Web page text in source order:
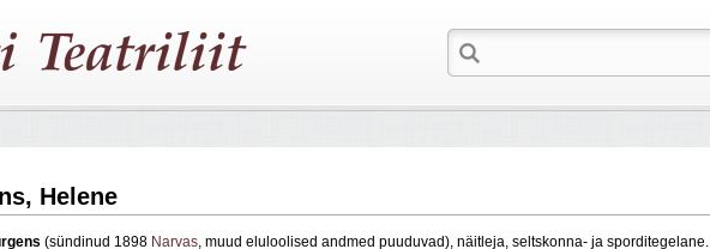
Helene
(sündinud 1898 Narvas, muud eluloolised andmed puuduvad), näitleja, seltskonna- ja sporditegelane.